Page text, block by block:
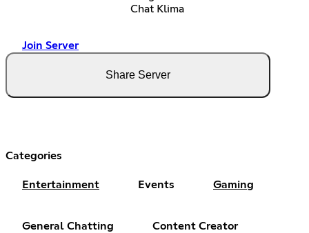
Chat Klima
Join Server
Share Server
Categories
Entertainment Events Gaming
General Chatting Content Creator